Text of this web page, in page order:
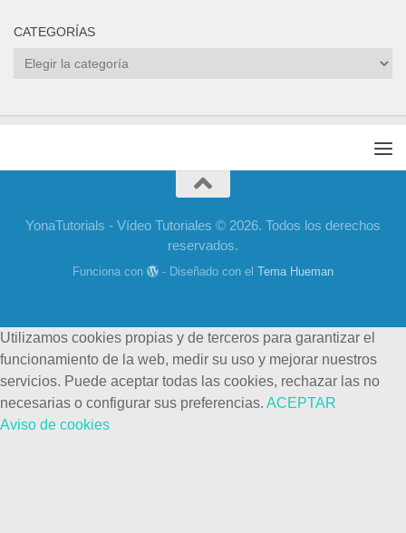
CATEGORÍAS
Categorías
YonaTutorials - Vídeo Tutoriales © 2026. Todos los derechos
reservados.
Funciona con - Diseñado con elTema Hueman
Utilizamos cookies propias y de terceros para garantizar el
funcionamiento de la web, medir su uso y mejorar nuestros
servicios. Puede aceptar todas las cookies, rechazar las no
necesarias o configurar sus preferencias. ACEPTAR
Aviso de cookies